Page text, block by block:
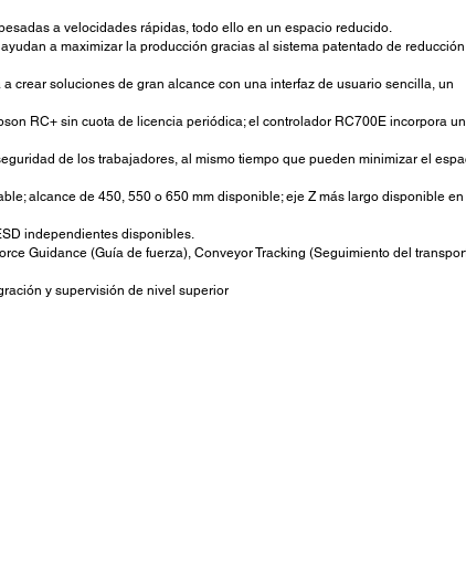
a velocidades rápidas, todo ello en un espacio reducido.
a maximizar la producción gracias al sistema patentado de
crear soluciones de gran alcance con una interfaz de usuario sencilla, un
RC+ sin cuota de licencia periódica; el controlador RC700E incorpora un
de los trabajadores, al mismo tiempo que pueden minimizar el
alcance de 450, 550 o 650 mm disponible; eje Z más largo disponible
independientes disponibles.
Guidance (Guía de fuerza), Conveyor Tracking (Seguimiento del
y supervisión de nivel superior